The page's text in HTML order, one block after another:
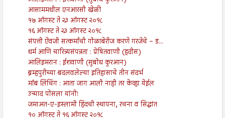
आसाममधील एनआरसी खेळी
१७ ऑगस्ट ते २३ ऑगस्ट २०१८
१६ ऑगस्ट ते २३ ऑगस्ट २०१८
संपत्ती ऐवजी सत्कर्मांची गोळाबेरीज करणे गरजेचे – ड...
धर्म आणि चारित्र्यसंपन्नता : प्रेषितवाणी (हदीस)
आलिइमरान : ईशवाणी (सुबोध कुरआन)
ब्रम्हपुरीच्या बदलवलेल्या इतिहासाचे तीन संदर्भ
मॉब लिंचिंग : आता जाग आली नाही तर केव्हा येईल
उन्माद पोसला यांनी!
जमाअत-ए-इस्लामी हिंदची स्थापना, रचना व सिद्धांत
१० ऑगस्ट ते १६ ऑगस्ट २०१८